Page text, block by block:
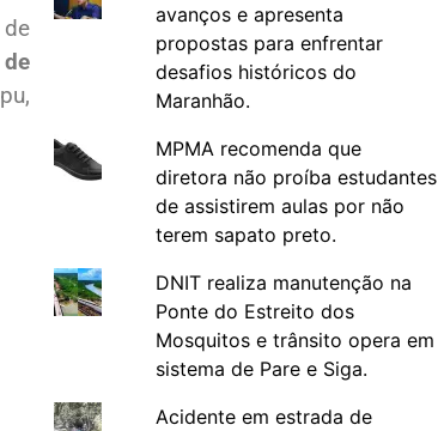
avanços e apresenta
propostas para enfrentar
desafios históricos do
Maranhão.
MPMA recomenda que
diretora não proíba estudantes
de assistirem aulas por não
terem sapato preto.
DNIT realiza manutenção na
Ponte do Estreito dos
Mosquitos e trânsito opera em
sistema de Pare e Siga.
Acidente em estrada de